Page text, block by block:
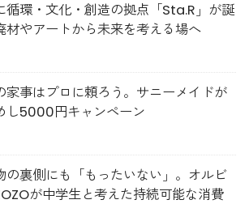
循環・文化・創造の拠点「Sta.R」が誕
材やアートから未来を考える場へ
家事はプロに頼ろう。サニーメイドが
し5000円キャンペーン
の裏側にも「もったいない」。オルビ
が中学生と考えた持続可能な消費